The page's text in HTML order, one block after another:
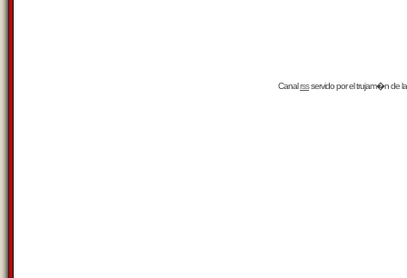
Canalrssservido por eltrujam�nde